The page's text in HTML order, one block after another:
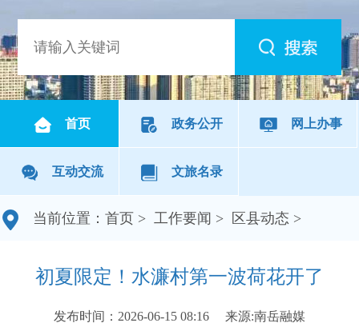
首页 政务公开 网上办事
互动交流 文旅名录
当前位置： 首页 > 工作要闻 > 区县动态 >
初夏限定！水濂村第一波荷花开了
发布时间：2026-06-15 08:16 来源:南岳融媒